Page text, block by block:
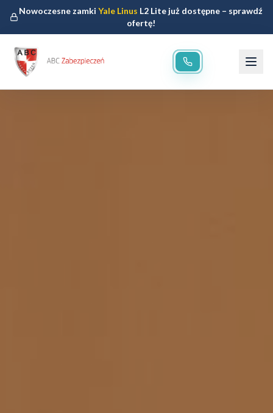
Nowoczesne zamkiYale Linus L2 Lite już dostępne – sprawdź
ofertę!